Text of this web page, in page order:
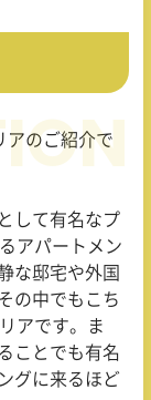
アのご紹介で
して有名なプ
アパートメン
な邸宅や外国
の中でもこち
アです。ま
ことでも有名
グに来るほど